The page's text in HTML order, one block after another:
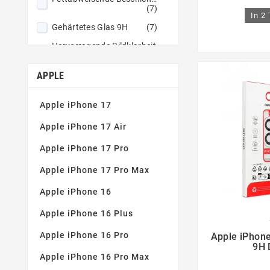
Hellviolett
(2)
Himmelblau
(1)
Indigoblau
(1)
Karbonfaser
Lila (Purple)
Lila (Violet)
(4)
Lila Spritzer
Lindgrün
Magenta
Magischer Sand
(7)
Gehärtetes Glas 9H
(7)
Hervorragende Bildklarheit
Perfekte Haftung
APPLE
Apple iPhone 17
Apple iPhone 17 Air
Apple iPhone 17 Pro
Apple iPhone 17 Pro Max
Apple iPhone 16
Apple iPhone 16 Plus
Apple iPhone 16 Pro
Apple iPhone 16 Pro Max
In 2
Apple
9H